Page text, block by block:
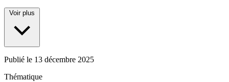
Voir plus
Publié le 13 décembre 2025
Thématique